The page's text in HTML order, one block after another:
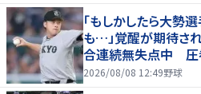
「もしかしたら大勢
も…」覚醒が期待さ
合連続無失点中 圧
持っている」
2026/08/08 12:49野球